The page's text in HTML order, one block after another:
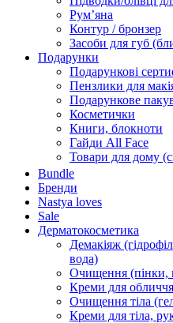
Румʼяна
Контур / бронзер
Засоби для губ
Подарунки
Подарункові
Пензлики для
Подарункове
Косметички
Книги, блокноти
Гайди All Face
Товари для дому
Bundle
Бренди
Nastya loves
Sale
Дерматокосметика
Демакіяж
вода)
Очищення (пінки,
Креми для обличчя
Очищення тіла
Креми для тіла,